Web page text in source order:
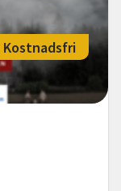
Kostnadsfri